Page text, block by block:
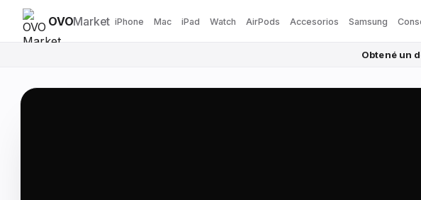
OVOMarket iPhone Mac iPad Watch AirPods Accesorios Samsung
Obtené un